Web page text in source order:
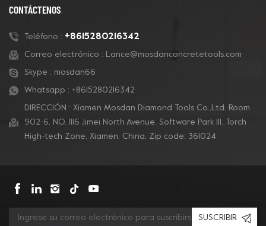
CONTÁCTENOS
Teléfono : +8615280216342
Correo electrónico : Lance@mosdanconcretetools.com
Skype : mosdan66
Whatsapp : +8615280216342
DIRECCIÓN : Xiamen Mosdan Diamond Tools Co.,Ltd. Room
902-6, NO. 1116 Jimei North Avenue, Software Park Ill, Torch
High-tech Zone, Xiamen, China. Zip code: 361024
SUSCRIBIR